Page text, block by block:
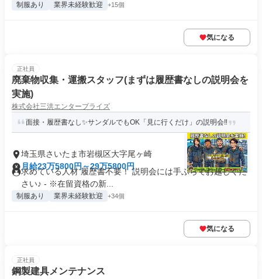
制服あり 業界未経験歓迎 +15個
気になる
正社員
廃棄物収集・運搬スタッフ(まずは履歴書なしの説明会を
実施)
株式会社三洪エンタープライズ
面接・履歴書なし✨サンダルでもOK「見に行くだけ」の説明会‼
埼玉県さいたま市岩槻区大字尾ヶ崎
月給23万5800円～29万5800円
求めている人材 履歴書不要！ 説明会には手ぶらでお越しくだ
さい♪ - ※在留資格の新...
制服あり 業界未経験歓迎 +34個
気になる
正社員
鋼製建具メンテナンス